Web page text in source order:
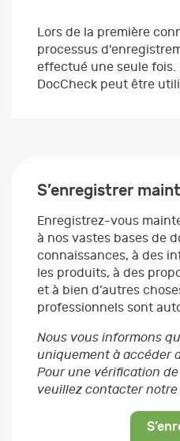
Lors de la première
processus
effectué une seule fois.
DocCheck peut être
S’enregistrer
Enregistrez-vous
à nos vastes bases de
connaissances, à des
les produits, à des
et à bien d’autres
professionnels sont
Nous vous informons
uniquement à accéder
Pour une vérification
veuillez contacter notre